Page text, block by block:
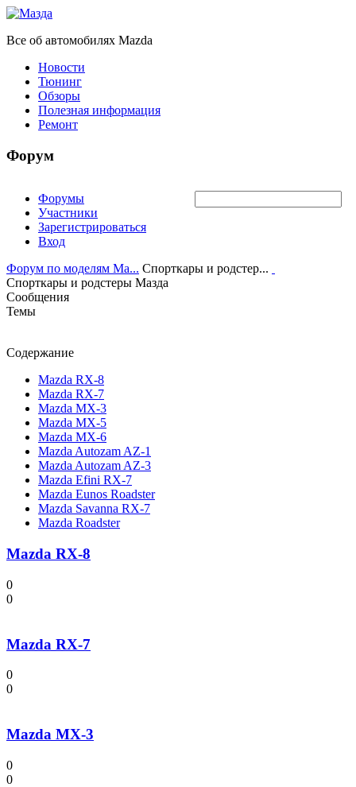
Все об автомобилях Mazda
Новости
Тюнинг
Обзоры
Полезная информация
Ремонт
Форум
Форумы
Участники
Зарегистрироваться
Вход
Форум по моделям Ma... Спорткары и родстер...
Спорткары и родстеры Мазда
Сообщения
Темы
Содержание
Mazda RX-8
Mazda RX-7
Mazda MX-3
Mazda MX-5
Mazda MX-6
Mazda Autozam AZ-1
Mazda Autozam AZ-3
Mazda Efini RX-7
Mazda Eunos Roadster
Mazda Savanna RX-7
Mazda Roadster
Mazda RX-8
0
0
Mazda RX-7
0
0
Mazda MX-3
0
0